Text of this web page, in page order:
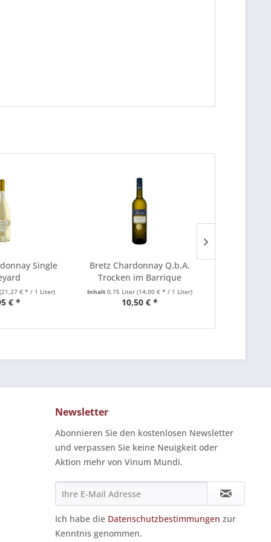
Single
€ * / 1 Liter)
€ *
Bretz Chardonnay Q.b.A.
Trocken im Barrique
Inhalt0.75 Liter(14,00 € * / 1 Liter)
10,50 € *
Newsletter
Abonnieren Sie den kostenlosen Newsletter
und verpassen Sie keine Neuigkeit oder
Aktion mehr von Vinum Mundi.
Ich habe die Datenschutzbestimmungen zur
Kenntnis genommen.